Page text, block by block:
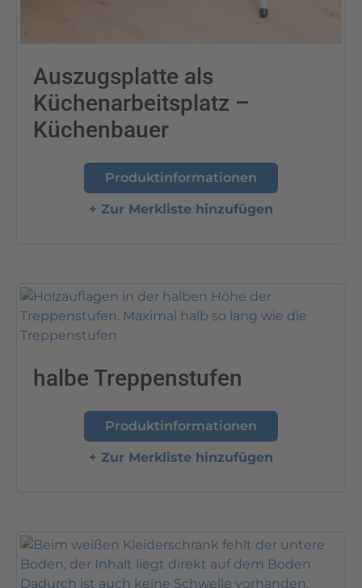
Auszugsplatte als
Küchenarbeitsplatz –
Küchenbauer
Produktinformationen
+ Zur Merkliste hinzufügen
halbe Treppenstufen
Produktinformationen
+ Zur Merkliste hinzufügen